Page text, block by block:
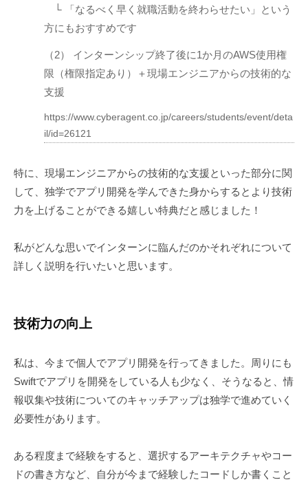
└ 「なるべく早く就職活動を終わらせたい」という
方にもおすすめです
（2） インターンシップ終了後に1か月のAWS使用権
限（権限指定あり）＋現場エンジニアからの技術的な
支援
https://www.cyberagent.co.jp/careers/students/event/deta
il/id=26121
特に、現場エンジニアからの技術的な支援といった部分に関
して、独学でアプリ開発を学んできた身からするとより技術
力を上げることができる嬉しい特典だと感じました！
私がどんな思いでインターンに臨んだのかそれぞれについて
詳しく説明を行いたいと思います。
技術力の向上
私は、今まで個人でアプリ開発を行ってきました。周りにも
Swiftでアプリを開発をしている人も少なく、そうなると、情
報収集や技術についてのキャッチアップは独学で進めていく
必要性があります。
ある程度まで経験をすると、選択するアーキテクチャやコー
ドの書き方など、自分が今まで経験したコードしか書くこと